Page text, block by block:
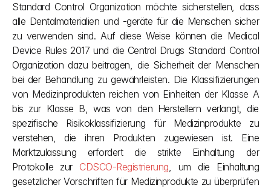
Standard Control Organization möchte sicherstellen, dass
alle Dentalmaterialien und -geräte für die Menschen sicher
zu verwenden sind. Auf diese Weise können die Medical
Device Rules 2017 und die Central Drugs Standard Control
Organization dazu beitragen, die Sicherheit der Menschen
bei der Behandlung zu gewährleisten. Die Klassifizierungen
von Medizinprodukten reichen von Einheiten der Klasse A
bis zur Klasse B, was von den Herstellern verlangt, die
spezifische Risikoklassifizierung für Medizinprodukte zu
verstehen, die ihren Produkten zugewiesen ist. Eine
Marktzulassung erfordert die strikte Einhaltung der
Protokolle zur CDSCO-Registrierung, um die Einhaltung
gesetzlicher Vorschriften für Medizinprodukte zu überprüfen